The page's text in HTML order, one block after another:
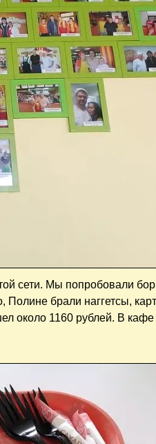
сети. Мы попробовали
Полине брали наггетсы,
около 1160 рублей. В